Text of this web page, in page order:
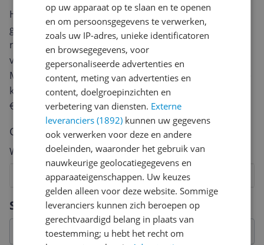
Specificaties
Heb jij dit product in bezit en wil je graag je mening
geven? Start dan hieronder met het schrijven van je
review. Afhankelijk van de details duurt het schrijven
van een review gemiddeld tussen de 3 en 10 minuten.
Met jouw mening help je andere bezoekers een betere
keuze te maken én maak je iedere maand kans op
€250,-!
Klik hier voor de actievoorwaarden.
Cijfer
Welk cijfer geef jij dit product?
7
5
4
3
2
Vraag 1 van 4
op uw apparaat op te slaan en te openen
en om persoonsgegevens te verwerken,
zoals uw IP-adres, unieke identificatoren
en browsegegevens, voor
gepersonaliseerde advertenties en
content, meting van advertenties en
content, doelgroepinzichten en
verbetering van diensten. Externe
leveranciers (1892) kunnen uw gegevens
ook verwerken voor deze en andere
doeleinden, waaronder het gebruik van
nauwkeurige geolocatiegegevens en
apparaateigenschappen. Uw keuzes
gelden alleen voor deze website. Sommige
leveranciers kunnen zich beroepen op
gerechtvaardigd belang in plaats van
toestemming; u hebt het recht om